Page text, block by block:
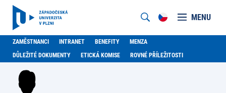
MENU
ZAMĚSTNANCI INTRANET BENEFITY
MENZA
DŮLEŽITÉ DOKUMENTY
ETICKÁ KOMISE ROVNÉ PŘÍLEŽITOSTI